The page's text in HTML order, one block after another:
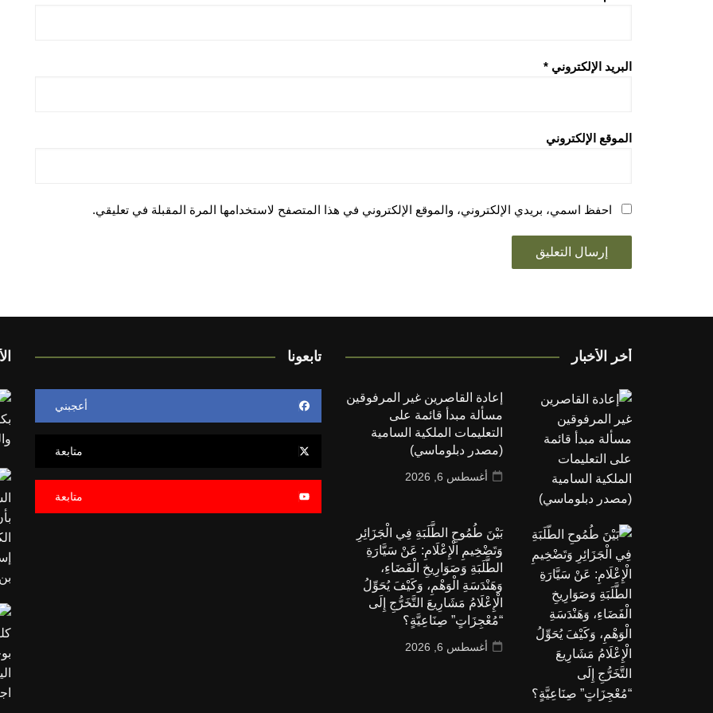
البريد الإلكتروني *
الموقع الإلكتروني
احفظ اسمي، بريدي الإلكتروني، والموقع الإلكتروني في هذا المتصفح لاستخدامها المرة المقبلة في تعليقي.
أخر الأخبار
إعادة القاصرين غير المرفوقين
مسألة مبدأ قائمة على
التعليمات الملكية السامية
(مصدر دبلوماسي)
أغسطس 6, 2026
بَيْنَ طُمُوحِ الطَّلَبَةِ فِي الْجَزَائِرِ
وَتَضْخِيمِ الْإِعْلَامِ: عَنْ سَيَّارَةِ
الطَّلَبَةِ وَصَوَارِيخِ الْفَضَاءِ،
وَهَنْدَسَةِ الْوَهْمِ، وَكَيْفَ يُحَوِّلُ
الْإِعْلَامُ مَشَارِيعَ التَّخَرُّجِ إِلَى
“مُعْجِزَاتٍ” صِنَاعِيَّةٍ؟
أغسطس 6, 2026
تابعونا
أعجبني
متابعة
متابعة